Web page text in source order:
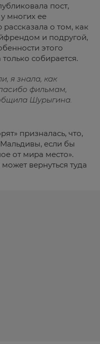
пост,
многих ее
о том, как
и подругой,
этого
собирается.
я знала, как
фильмам,
Шурыгина.
призналась, что,
если бы
от мира место».
вернуться туда